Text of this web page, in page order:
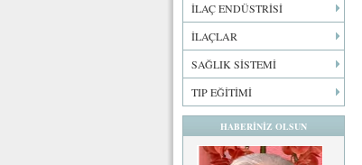
İLAÇ ENDÜSTRİSİ
İLAÇLAR
SAĞLIK SİSTEMİ
TIP EĞİTİMİ
HABERİNİZ OLSUN